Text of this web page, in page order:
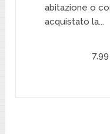
abitazione o
acquistato la...